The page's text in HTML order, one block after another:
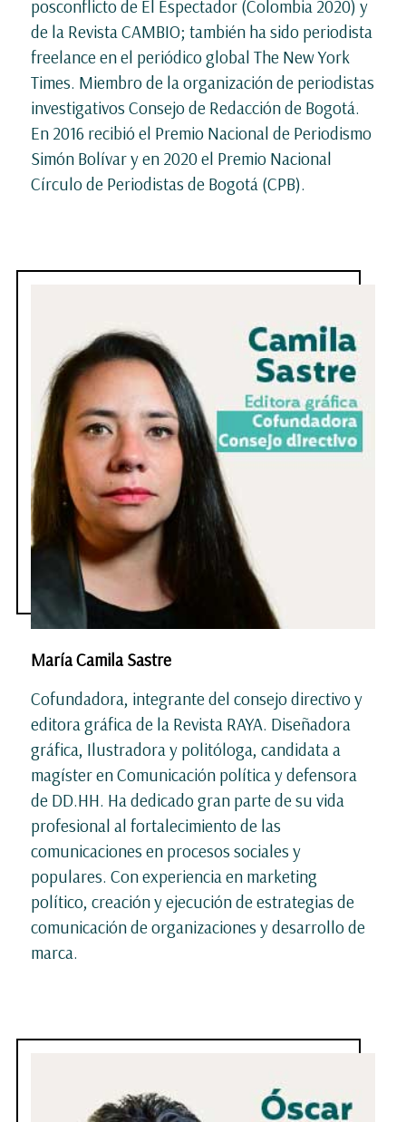
posconflicto de El Espectador (Colombia 2020) y
de la Revista CAMBIO; también ha sido periodista
freelance en el periódico global The New York
Times. Miembro de la organización de periodistas
investigativos Consejo de Redacción de Bogotá.
En 2016 recibió el Premio Nacional de Periodismo
Simón Bolívar y en 2020 el Premio Nacional
Círculo de Periodistas de Bogotá (CPB).
María Camila Sastre
Cofundadora, integrante del consejo directivo y
editora gráfica de la Revista RAYA. Diseñadora
gráfica, Ilustradora y politóloga, candidata a
magíster en Comunicación política y defensora
de DD.HH. Ha dedicado gran parte de su vida
profesional al fortalecimiento de las
comunicaciones en procesos sociales y
populares. Con experiencia en marketing
político, creación y ejecución de estrategias de
comunicación de organizaciones y desarrollo de
marca.